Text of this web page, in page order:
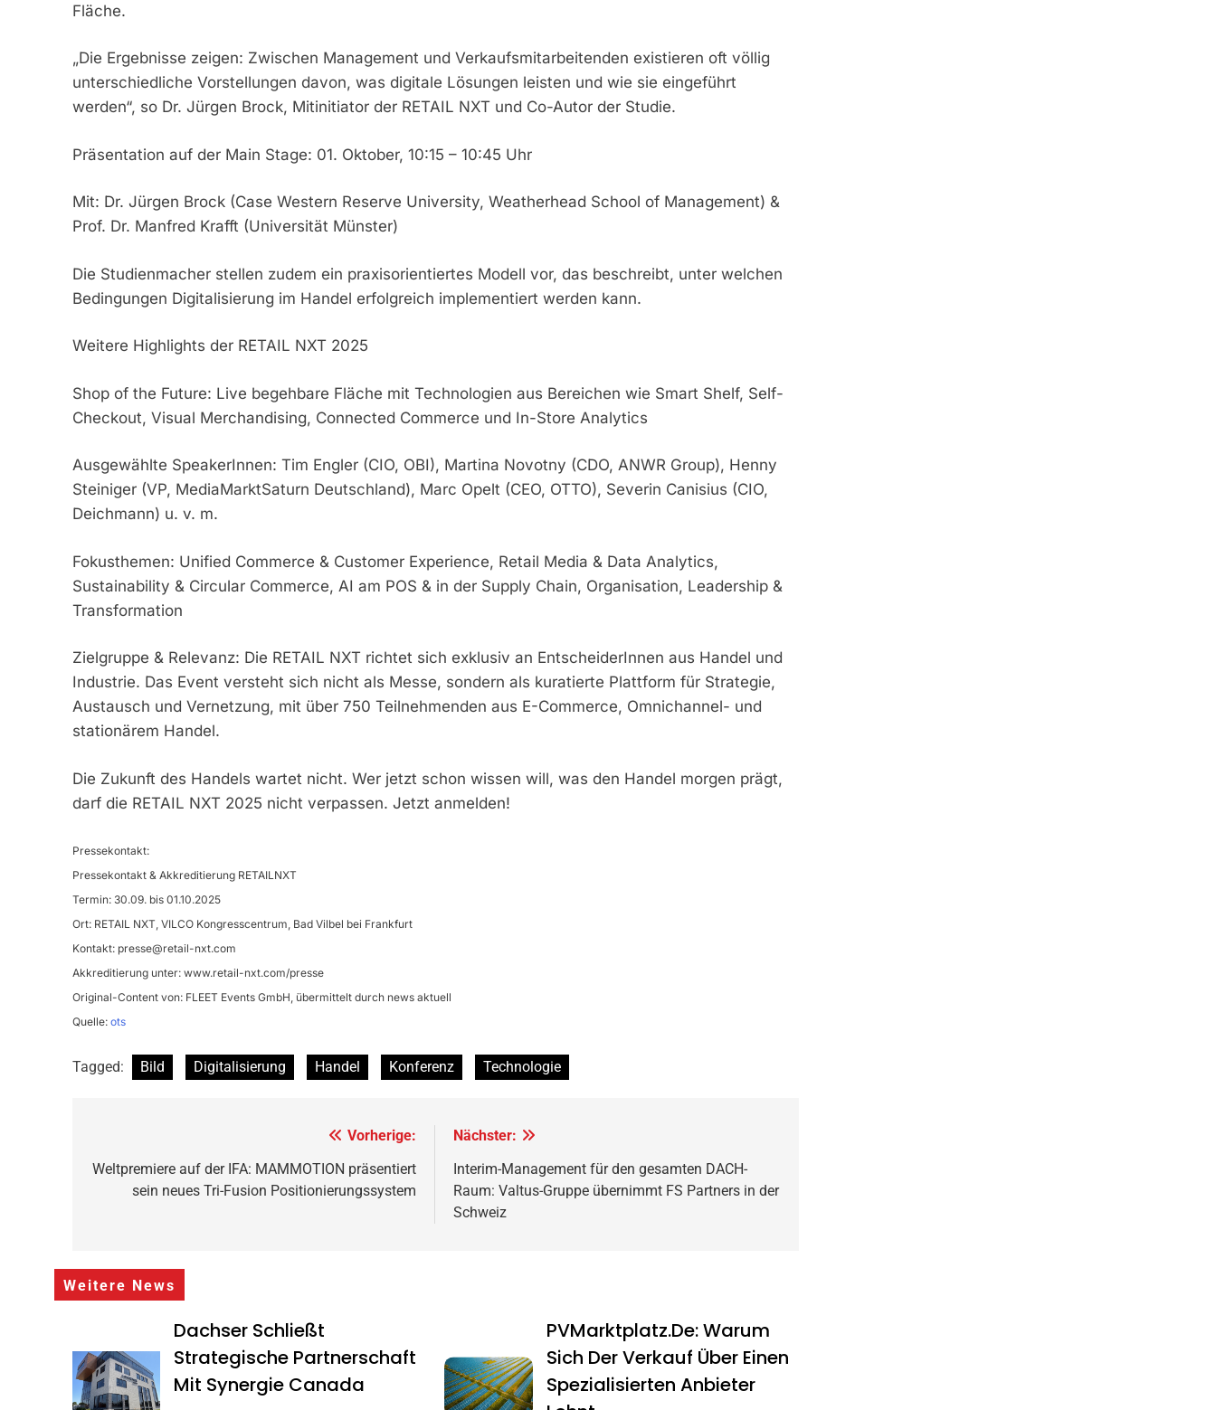
Fläche.
„Die Ergebnisse zeigen: Zwischen Management und Verkaufsmitarbeitenden existieren oft völlig
unterschiedliche Vorstellungen davon, was digitale Lösungen leisten und wie sie eingeführt
werden“, so Dr. Jürgen Brock, Mitinitiator der RETAIL NXT und Co-Autor der Studie.
Präsentation auf der Main Stage: 01. Oktober, 10:15 – 10:45 Uhr
Mit: Dr. Jürgen Brock (Case Western Reserve University, Weatherhead School of Management) &
Prof. Dr. Manfred Krafft (Universität Münster)
Die Studienmacher stellen zudem ein praxisorientiertes Modell vor, das beschreibt, unter welchen
Bedingungen Digitalisierung im Handel erfolgreich implementiert werden kann.
Weitere Highlights der RETAIL NXT 2025
Shop of the Future: Live begehbare Fläche mit Technologien aus Bereichen wie Smart Shelf, Self-
Checkout, Visual Merchandising, Connected Commerce und In-Store Analytics
Ausgewählte SpeakerInnen: Tim Engler (CIO, OBI), Martina Novotny (CDO, ANWR Group), Henny
Steiniger (VP, MediaMarktSaturn Deutschland), Marc Opelt (CEO, OTTO), Severin Canisius (CIO,
Deichmann) u. v. m.
Fokusthemen: Unified Commerce & Customer Experience, Retail Media & Data Analytics,
Sustainability & Circular Commerce, AI am POS & in der Supply Chain, Organisation, Leadership &
Transformation
Zielgruppe & Relevanz: Die RETAIL NXT richtet sich exklusiv an EntscheiderInnen aus Handel und
Industrie. Das Event versteht sich nicht als Messe, sondern als kuratierte Plattform für Strategie,
Austausch und Vernetzung, mit über 750 Teilnehmenden aus E-Commerce, Omnichannel- und
stationärem Handel.
Die Zukunft des Handels wartet nicht. Wer jetzt schon wissen will, was den Handel morgen prägt,
darf die RETAIL NXT 2025 nicht verpassen. Jetzt anmelden!
Pressekontakt:
Pressekontakt & Akkreditierung RETAILNXT
Termin: 30.09. bis 01.10.2025
Ort: RETAIL NXT, VILCO Kongresscentrum, Bad Vilbel bei Frankfurt
Kontakt: presse@retail-nxt.com
Akkreditierung unter: www.retail-nxt.com/presse
Original-Content von: FLEET Events GmbH, übermittelt durch news aktuell
Quelle: ots
Tagged: Bild Digitalisierung Handel Konferenz Technologie
Vorherige:
Weltpremiere auf der IFA: MAMMOTION präsentiert
sein neues Tri-Fusion Positionierungssystem
Nächster:
Interim-Management für den gesamten DACH-
Raum: Valtus-Gruppe übernimmt FS Partners in der
Schweiz
Weitere News
Dachser Schließt
Strategische Partnerschaft
Mit Synergie Canada
PVMarktplatz.de: Warum
Sich Der Verkauf Über Einen
Spezialisierten Anbieter